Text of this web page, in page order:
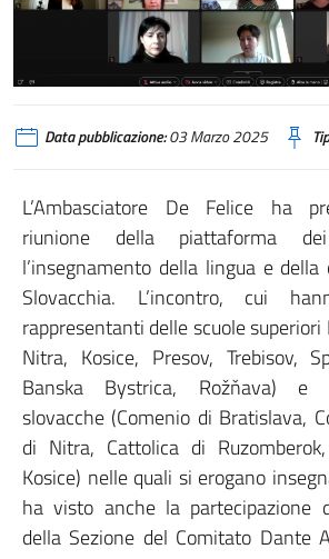
Data pubblicazione:03 Marzo 2025
L’Ambasciatore De Felice ha
riunione della piattaforma
l’insegnamento della lingua e
Slovacchia. L’incontro, cui
rappresentanti delle scuole superiori
Nitra, Kosice, Presov, Trebisov,
Banska Bystrica, Rožňava) e
slovacche (Comenio di Bratislava,
di Nitra, Cattolica di
Kosice) nelle quali si erogano
ha visto anche la partecipazione
della Sezione del Comitato Dante